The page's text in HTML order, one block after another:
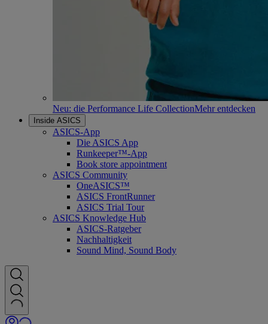
Neu: die Performance Life CollectionMehr entdecken
Inside ASICS
ASICS-App
Die ASICS App
Runkeeper™-App
Book store appointment
ASICS Community
OneASICS™
ASICS FrontRunner
ASICS Trial Tour
ASICS Knowledge Hub
ASICS-Ratgeber
Nachhaltigkeit
Sound Mind, Sound Body